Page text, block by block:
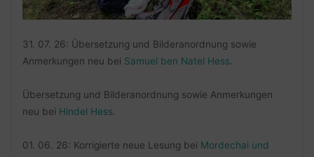
31. 07. 26: Übersetzung und Bilderanordnung sowie
Anmerkungen neu bei Samuel ben Natel Hess.
Übersetzung und Bilderanordnung sowie Anmerkungen
neu bei Hindel Hess.
01. 06. 26: Korrigierte neue Lesung bei Mordechai und